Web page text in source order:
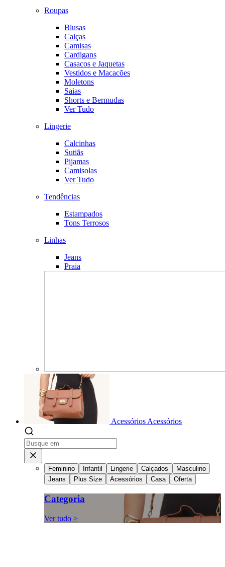
Roupas
Blusas
Calças
Camisas
Cardigans
Casacos e Jaquetas
Vestidos e Macacões
Moletons
Saias
Shorts e Bermudas
Ver Tudo
Lingerie
Calcinhas
Sutiãs
Pijamas
Camisolas
Ver Tudo
Tendências
Estampados
Tons Terrosos
Linhas
Jeans
Praia
Acessórios Acessórios
Feminino Infantil Lingerie Calçados
Masculino
Jeans
Plus Size Acessórios Casa Oferta
Categoria
Ver tudo >